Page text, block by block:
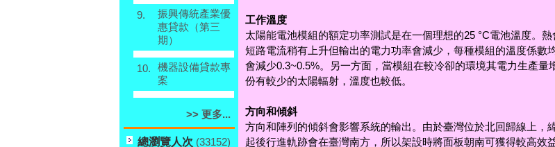
9.
振興傳統產業優
惠貸款（第三
期）
10.
機器設備貸款專
案
>> 更多...
總瀏覽人次 (33152)
工作溫度
太陽能電池模組的額定功率測試是在一個理想的25 °C電池溫度。
短路電流稍有上升但輸出的電力功率會減少，每種模組的溫度係數
會減少0.3~0.5%。另一方面，當模組在較冷卻的環境其電力生產量
份有較少的太陽輻射，溫度也較低。
方向和傾斜
方向和陣列的傾斜會影響系統的輸出。由於臺灣位於北回歸線上，
起後行進軌跡會在臺灣南方，所以架設時將面板朝南可獲得較高效